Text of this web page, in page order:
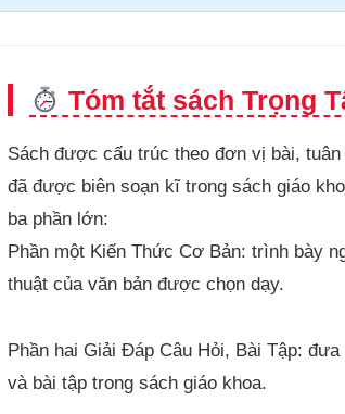
Tóm tắt sách Trọng
Sách được cấu trúc theo đơn vị bài,
đã được biên soạn kĩ trong sách giáo
ba phần lớn:
Phần một Kiến Thức Cơ Bản: trình bày
thuật của văn bản được chọn dạy.
Phần hai Giải Đáp Câu Hỏi, Bài Tập:
và bài tập trong sách giáo khoa.